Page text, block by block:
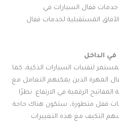
خدمات قفال السيارات في
المستقبلية لخدمات قفال
الداخل
لتقنيات السيارات الذكية، كما
المهرة الذين يمكنهم التعامل مع
الرقمية في الارتفاع. نظرًا
قفل متطورة، ستكون هناك حاجة
التكيف مع هذه التغييرات